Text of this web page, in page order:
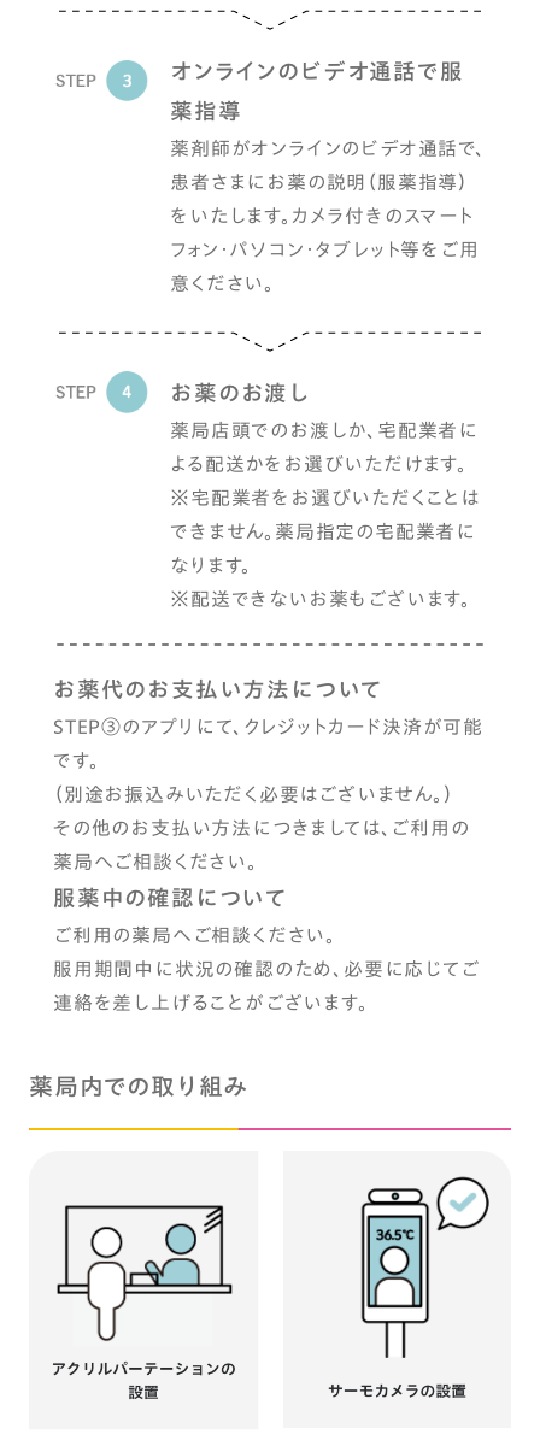
オンラインのビデオ通話で服
薬指導
薬剤師がオンラインのビデオ通話で、
患者さまにお薬の説明（服薬指導）
をいたします。カメラ付きのスマート
フォン・パソコン・タブレット等をご用
意ください。
お薬のお渡し
薬局店頭でのお渡しか、宅配業者に
よる配送かをお選びいただけます。
※宅配業者をお選びいただくことは
できません。薬局指定の宅配業者に
なります。
※配送できないお薬もございます。
お薬代のお支払い方法について
STEP③のアプリにて、クレジットカード決済が可能
です。
（別途お振込みいただく必要はございません。）
その他のお支払い方法につきましては、ご利用の
薬局へご相談ください。
服薬中の確認について
ご利用の薬局へご相談ください。
服用期間中に状況の確認のため、必要に応じてご
連絡を差し上げることがございます。
薬局内での取り組み